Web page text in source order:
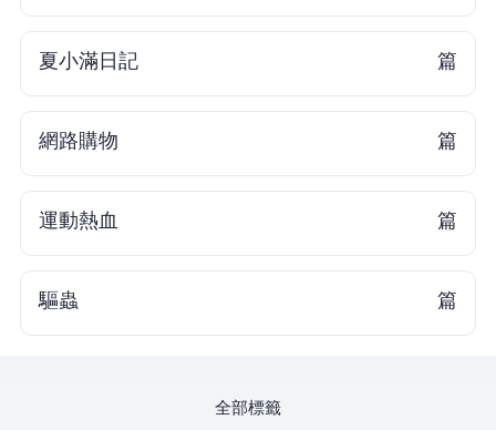
夏小滿日記 1 篇
網路購物 1 篇
運動熱血 1 篇
驅蟲 1 篇
全部標籤